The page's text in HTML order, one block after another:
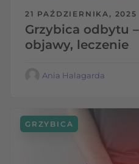
21 PAŹDZIERNIKA, 2025
Grzybica odbytu
objawy, leczenie
Ania Halagarda
GRZYBICA